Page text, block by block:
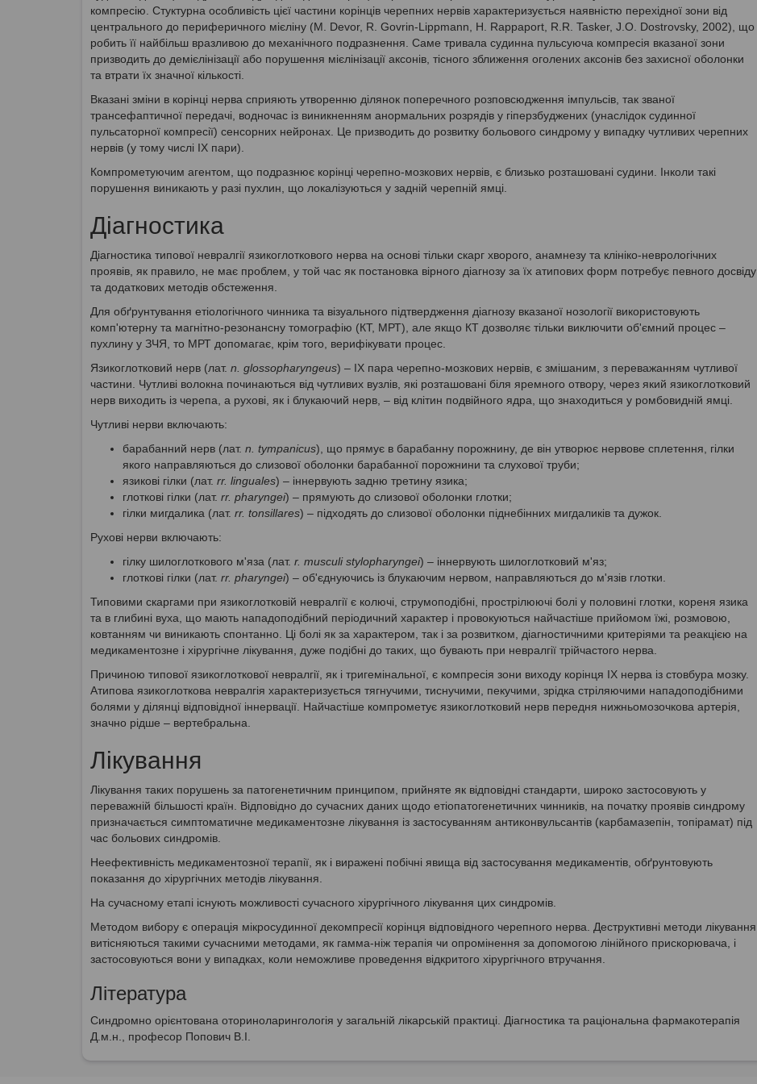
компресію. Стуктурна особливість цієї частини корінців черепних нервів характеризується наявністю перехідної зони від
центрального до периферичного мієліну (M. Devor, R. Govrin-Lippmann, H. Rappaport, R.R. Tasker, J.O. Dostrovsky, 2002), що
робить її найбільш вразливою до механічного подразнення. Саме тривала судинна пульсуюча компресія вказаної зони
призводить до демієлінізації або порушення мієлінізації аксонів, тісного зближення оголених аксонів без захисної оболонки
та втрати їх значної кількості.
Вказані зміни в корінці нерва сприяють утворенню ділянок поперечного розповсюдження імпульсів, так званої
трансефаптичної передачі, водночас із виникненням анормальних розрядів у гіперзбуджених (унаслідок судинної
пульсаторної компресії) сенсорних нейронах. Це призводить до розвитку больового синдрому у випадку чутливих черепних
нервів (у тому числі IX пари).
Компрометуючим агентом, що подразнює корінці черепно-мозкових нервів, є близько розташовані судини. Інколи такі
порушення виникають у разі пухлин, що локалізуються у задній черепній ямці.
Діагностика
Діагностика типової невралгії язикоглоткового нерва на основі тільки скарг хворого, анамнезу та клініко-неврологічних
проявів, як правило, не має проблем, у той час як постановка вірного діагнозу за їх атипових форм потребує певного досвіду
та додаткових методів обстеження.
Для обґрунтування етіологічного чинника та візуального підтвердження діагнозу вказаної нозології використовують
комп'ютерну та магнітно-резонансну томографію (КТ, МРТ), але якщо КТ дозволяє тільки виключити об'ємний процес –
пухлину у ЗЧЯ, то МРТ допомагає, крім того, верифікувати процес.
Язикоглотковий нерв (лат. n. glossopharyngeus) – IX пара черепно-мозкових нервів, є змішаним, з переважанням чутливої
частини. Чутливі волокна починаються від чутливих вузлів, які розташовані біля яремного отвору, через який язикоглотковий
нерв виходить із черепа, а рухові, як і блукаючий нерв, – від клітин подвійного ядра, що знаходиться у ромбовидній ямці.
Чутливі нерви включають:
барабанний нерв (лат. n. tympanicus), що прямує в барабанну порожнину, де він утворює нервове сплетення, гілки
якого направляються до слизової оболонки барабанної порожнини та слухової труби;
язикові гілки (лат. rr. linguales) – іннервують задню третину язика;
глоткові гілки (лат. rr. pharyngei) – прямують до слизової оболонки глотки;
гілки мигдалика (лат. rr. tonsillares) – підходять до слизової оболонки піднебінних мигдаликів та дужок.
Рухові нерви включають:
гілку шилоглоткового м'яза (лат. r. musculi stylopharyngei) – іннервують шилоглотковий м'яз;
глоткові гілки (лат. rr. pharyngei) – об'єднуючись із блукаючим нервом, направляються до м'язів глотки.
Типовими скаргами при язикоглотковій невралгії є колючі, струмоподібні, прострілюючі болі у половині глотки, кореня язика
та в глибині вуха, що мають нападоподібний періодичний характер і провокуються найчастіше прийомом їжі, розмовою,
ковтанням чи виникають спонтанно. Ці болі як за характером, так і за розвитком, діагностичними критеріями та реакцією на
медикаментозне і хірургічне лікування, дуже подібні до таких, що бувають при невралгії трійчастого нерва.
Причиною типової язикоглоткової невралгії, як і тригемінальної, є компресія зони виходу корінця ІХ нерва із стовбура мозку.
Атипова язикоглоткова невралгія характеризується тягнучими, тиснучими, пекучими, зрідка стріляючими нападоподібними
болями у ділянці відповідної іннервації. Найчастіше компрометує язикоглотковий нерв передня нижньомозочкова артерія,
значно рідше – вертебральна.
Лікування
Лікування таких порушень за патогенетичним принципом, прийняте як відповідні стандарти, широко застосовують у
переважній більшості країн. Відповідно до сучасних даних щодо етіопатогенетичних чинників, на початку проявів синдрому
призначається симптоматичне медикаментозне лікування із застосуванням антиконвульсантів (карбамазепін, топірамат) під
час больових синдромів.
Неефективність медикаментозної терапії, як і виражені побічні явища від застосування медикаментів, обґрунтовують
показання до хірургічних методів лікування.
На сучасному етапі існують можливості сучасного хірургічного лікування цих синдромів.
Методом вибору є операція мікросудинної декомпресії корінця відповідного черепного нерва. Деструктивні методи лікування
витісняються такими сучасними методами, як гамма-ніж терапія чи опромінення за допомогою лінійного прискорювача, і
застосовуються вони у випадках, коли неможливе проведення відкритого хірургічного втручання.
Література
Синдромно орієнтована оториноларингологія у загальній лікарській практиці. Діагностика та раціональна фармакотерапія
Д.м.н., професор Попович В.І.